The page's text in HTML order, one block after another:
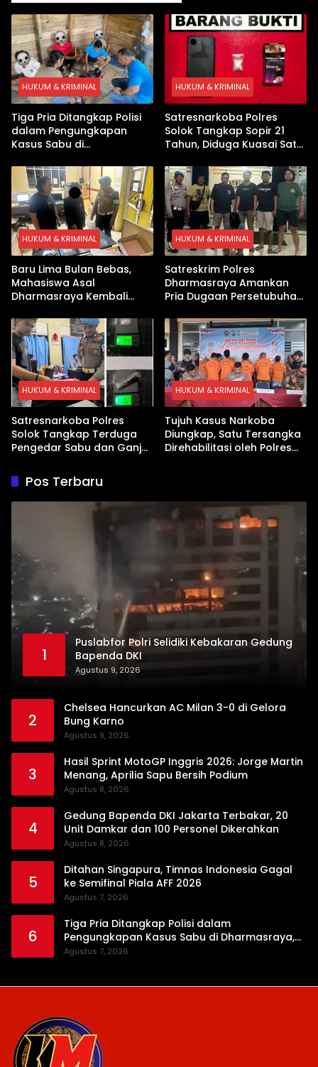
HUKUM & KRIMINAL
Tiga Pria Ditangkap Polisi
dalam Pengungkapan
Kasus Sabu di
Digital hingga Bong Disita
HUKUM & KRIMINAL
Satresnarkoba Polres
Solok Tangkap Sopir 21
Tahun, Diduga Kuasai Satu
HUKUM & KRIMINAL
Baru Lima Bulan Bebas,
Mahasiswa Asal
Dharmasraya Kembali
HUKUM & KRIMINAL
Satreskrim Polres
Dharmasraya Amankan
Pria Dugaan Persetubuhan
HUKUM & KRIMINAL
Satresnarkoba Polres
Solok Tangkap Terduga
Pengedar Sabu dan Ganja
HUKUM & KRIMINAL
Tujuh Kasus Narkoba
Diungkap, Satu Tersangka
Direhabilitasi oleh Polres
Pos Terbaru
1
Puslabfor Polri Selidiki Kebakaran Gedung
Bapenda DKI
Agustus 9, 2026
2
Chelsea Hancurkan AC Milan 3-0 di Gelora
Bung Karno
Agustus 9, 2026
3
Hasil Sprint MotoGP Inggris 2026: Jorge Martin
Menang, Aprilia Sapu Bersih Podium
Agustus 8, 2026
4
Gedung Bapenda DKI Jakarta Terbakar, 20
Unit Damkar dan 100 Personel Dikerahkan
Agustus 8, 2026
5
Ditahan Singapura, Timnas Indonesia Gagal
ke Semifinal Piala AFF 2026
Agustus 7, 2026
6
Tiga Pria Ditangkap Polisi dalam
Pengungkapan Kasus Sabu di Dharmasraya,
Timbangan Digital hingga Bong Disita
Agustus 7, 2026